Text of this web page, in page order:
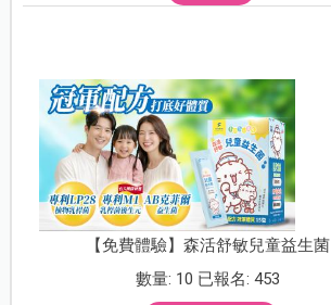
【免費體驗】森活舒敏兒童益生菌
數量: 10 已報名: 453